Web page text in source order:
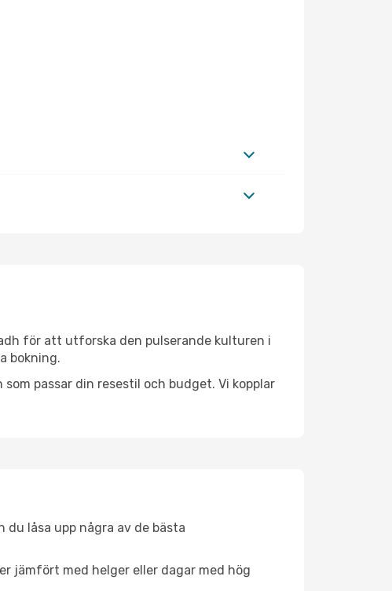
för att utforska den pulserande kulturen i
bokning.
passar din resestil och budget. Vi kopplar
låsa upp några av de bästa
jämfört med helger eller dagar med hög